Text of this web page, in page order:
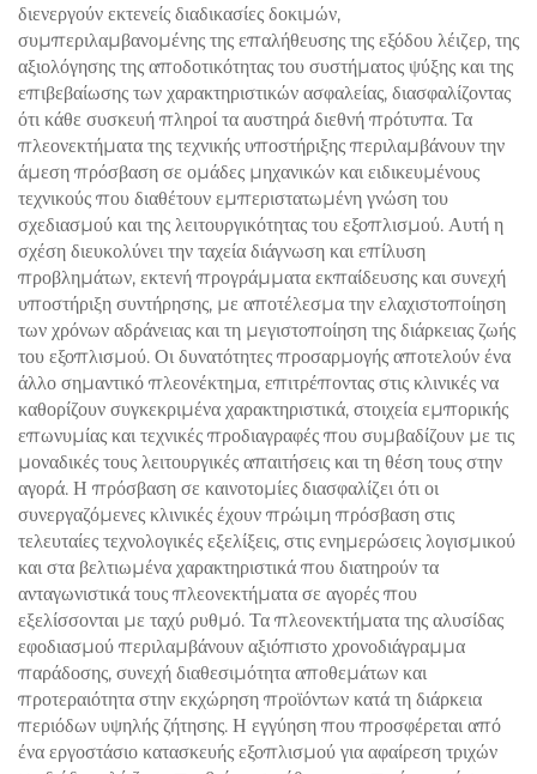
διενεργούν εκτενείς διαδικασίες δοκιμών,
συμπεριλαμβανομένης της επαλήθευσης της εξόδου λέιζερ, της
αξιολόγησης της αποδοτικότητας του συστήματος ψύξης και της
επιβεβαίωσης των χαρακτηριστικών ασφαλείας, διασφαλίζοντας
ότι κάθε συσκευή πληροί τα αυστηρά διεθνή πρότυπα. Τα
πλεονεκτήματα της τεχνικής υποστήριξης περιλαμβάνουν την
άμεση πρόσβαση σε ομάδες μηχανικών και ειδικευμένους
τεχνικούς που διαθέτουν εμπεριστατωμένη γνώση του
σχεδιασμού και της λειτουργικότητας του εξοπλισμού. Αυτή η
σχέση διευκολύνει την ταχεία διάγνωση και επίλυση
προβλημάτων, εκτενή προγράμματα εκπαίδευσης και συνεχή
υποστήριξη συντήρησης, με αποτέλεσμα την ελαχιστοποίηση
των χρόνων αδράνειας και τη μεγιστοποίηση της διάρκειας ζωής
του εξοπλισμού. Οι δυνατότητες προσαρμογής αποτελούν ένα
άλλο σημαντικό πλεονέκτημα, επιτρέποντας στις κλινικές να
καθορίζουν συγκεκριμένα χαρακτηριστικά, στοιχεία εμπορικής
επωνυμίας και τεχνικές προδιαγραφές που συμβαδίζουν με τις
μοναδικές τους λειτουργικές απαιτήσεις και τη θέση τους στην
αγορά. Η πρόσβαση σε καινοτομίες διασφαλίζει ότι οι
συνεργαζόμενες κλινικές έχουν πρώιμη πρόσβαση στις
τελευταίες τεχνολογικές εξελίξεις, στις ενημερώσεις λογισμικού
και στα βελτιωμένα χαρακτηριστικά που διατηρούν τα
ανταγωνιστικά τους πλεονεκτήματα σε αγορές που
εξελίσσονται με ταχύ ρυθμό. Τα πλεονεκτήματα της αλυσίδας
εφοδιασμού περιλαμβάνουν αξιόπιστο χρονοδιάγραμμα
παράδοσης, συνεχή διαθεσιμότητα αποθεμάτων και
προτεραιότητα στην εκχώρηση προϊόντων κατά τη διάρκεια
περιόδων υψηλής ζήτησης. Η εγγύηση που προσφέρεται από
ένα εργοστάσιο κατασκευής εξοπλισμού για αφαίρεση τριχών